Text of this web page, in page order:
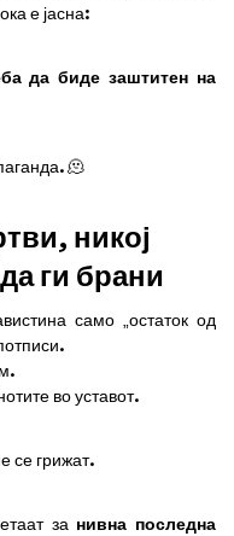
е јасна:
да биде заштитен на
🫠
никој
ги брани
само „остаток од
во уставот.
се грижат.
за нивна последна